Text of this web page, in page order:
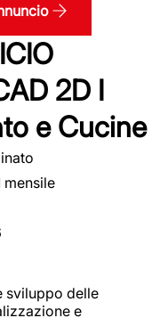
2D I
e Cucine
mensile
sviluppo delle
e